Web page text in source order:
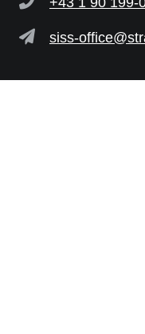
siss-